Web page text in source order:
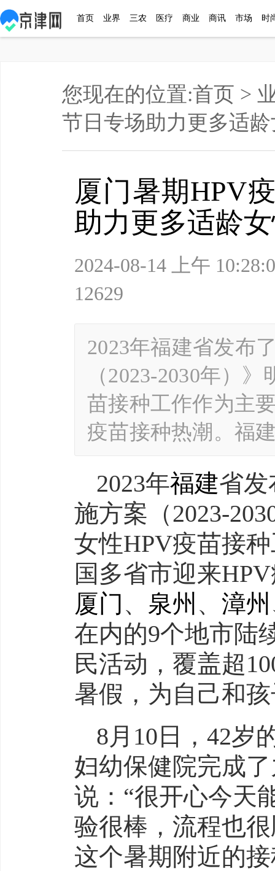
首页 业界 三农 医疗 商业 商讯 市场 时
您现在的位置:首页 >
节日专场助力更多适
厦门暑期HPV
助力更多适龄
2024-08-14 上午
12629
2023年福建省发布
（2023-2030年）
苗接种工作作为主
疫苗接种热潮。福
2023年福建省发
施方案（2023-
女性HPV疫苗接
国多省市迎来
厦门、 泉州 、 漳州
在内的9个地市陆
民活动，覆盖超
暑假，为自己和
8月10日，42岁
妇幼保健院完成
说：“很开心今天
验很棒，流程也
这个暑期附近的